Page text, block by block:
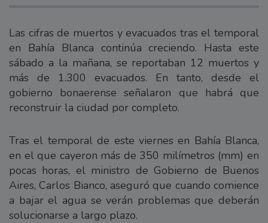
Las cifras de muertos y evacuados tras el temporal
en Bahía Blanca continúa creciendo. Hasta este
sábado a la mañana, se reportaban 12 muertos y
más de 1.300 evacuados. En tanto, desde el
gobierno bonaerense señalaron que habrá que
reconstruir la ciudad por completo.
Tras el temporal de este viernes en Bahía Blanca,
en el que cayeron más de 350 milímetros (mm) en
pocas horas, el ministro de Gobierno de Buenos
Aires, Carlos Bianco, aseguró que cuando comience
a bajar el agua se verán problemas que deberán
solucionarse a largo plazo.